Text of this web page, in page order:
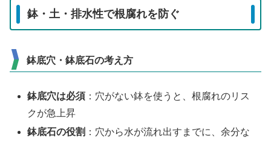
鉢・土・排水性で根腐れを防ぐ
鉢底穴・鉢底石の考え方
鉢底穴は必須 ：穴がない鉢を使うと、根腐れのリス
クが急上昇
鉢底石の役割 ：穴から水が流れ出すまでに、余分な